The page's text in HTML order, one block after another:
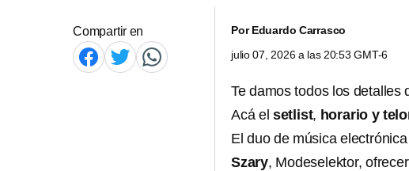
Compartir en PorEduardo Carrasco
julio 07, 2026 a las 20:53 GMT-6
Te damos todos los detalles
Acá el setlist, horario y
El duo de música
Szary, Modeselektor,